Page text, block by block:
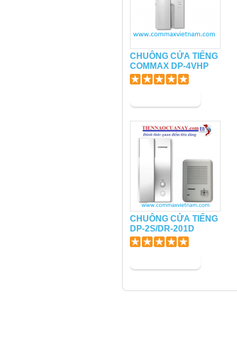
CHUÔNG CỬA TIẾNG
COMMAX DP-4VHP
CHUÔNG CỬA TIẾNG
DP-2S/DR-201D